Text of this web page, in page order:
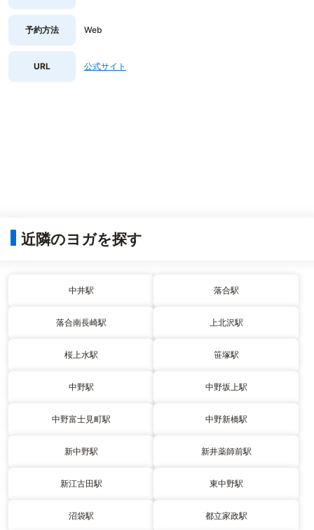
予約方法 Web
URL 公式サイト
近隣のヨガを探す
中井駅 落合駅
落合南長崎駅 上北沢駅
桜上水駅 笹塚駅
中野駅 中野坂上駅
中野富士見町駅 中野新橋駅
新中野駅 新井薬師前駅
新江古田駅 東中野駅
沼袋駅 都立家政駅